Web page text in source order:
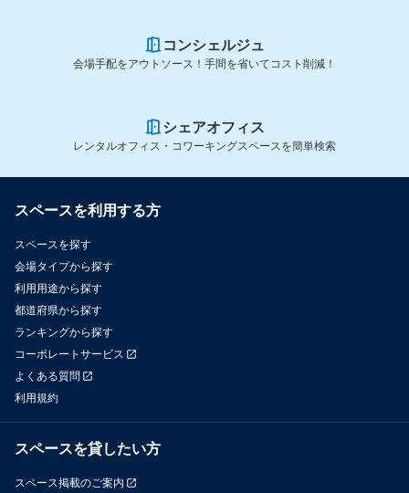
コンシェルジュ
会場手配をアウトソース！手間を省いてコスト削減！
シェアオフィス
レンタルオフィス・コワーキングスペースを簡単検索
スペースを利用する方
スペースを探す
会場タイプから探す
利用用途から探す
都道府県から探す
ランキングから探す
コーポレートサービス
よくある質問
利用規約
スペースを貸したい方
スペース掲載のご案内